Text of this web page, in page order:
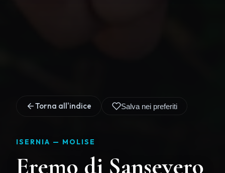
Torna all'indice Salva nei preferiti
ISERNIA — MOLISE
Eremo di Sansevero